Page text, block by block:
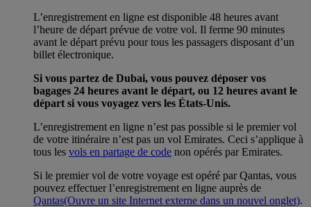
L’enregistrement en ligne est disponible 48 heures avant
l’heure de départ prévue de votre vol. Il ferme 90 minutes
avant le départ prévu pour tous les passagers disposant d’un
billet électronique.
Si vous partez de Dubai, vous pouvez déposer vos
bagages 24 heures avant le départ, ou 12 heures avant le
départ si vous voyagez vers les États-Unis.
L’enregistrement en ligne n’est pas possible si le premier vol
de votre itinéraire n’est pas un vol Emirates. Ceci s’applique à
tous les vols en partage de code non opérés par Emirates.
Si le premier vol de votre voyage est opéré par Qantas, vous
pouvez effectuer l’enregistrement en ligne auprès de
Qantas(Ouvre un site Internet externe dans un nouvel onglet).